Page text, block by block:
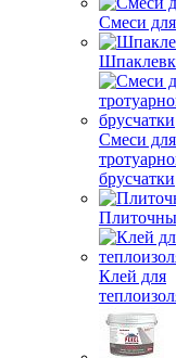
Смеси
Смеси
брусчатки
Клей для